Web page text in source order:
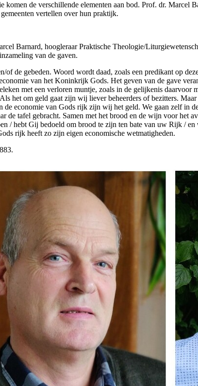
komen de verschillende elementen aan bod. Prof. dr. Marcel
vertellen over hun praktijk.
Barnard, hoogleraar Praktische Theologie/
van de gaven.
of de gebeden. Woord wordt daad, zoals een predikant op
van het Koninkrijk Gods. Het geven van de gave
met een verloren muntje, zoals in de gelijkenis daarvoor
het om geld gaat zijn wij liever beheerders of bezitters.
economie van Gods rijk zijn wij het geld. We gaan zelf in
tafel gebracht. Samen met het brood en de wijn voor het
/ hebt Gij bedoeld om brood te zijn ten bate van uw Rijk /
rijk heeft zo zijn eigen economische wetmatigheden.